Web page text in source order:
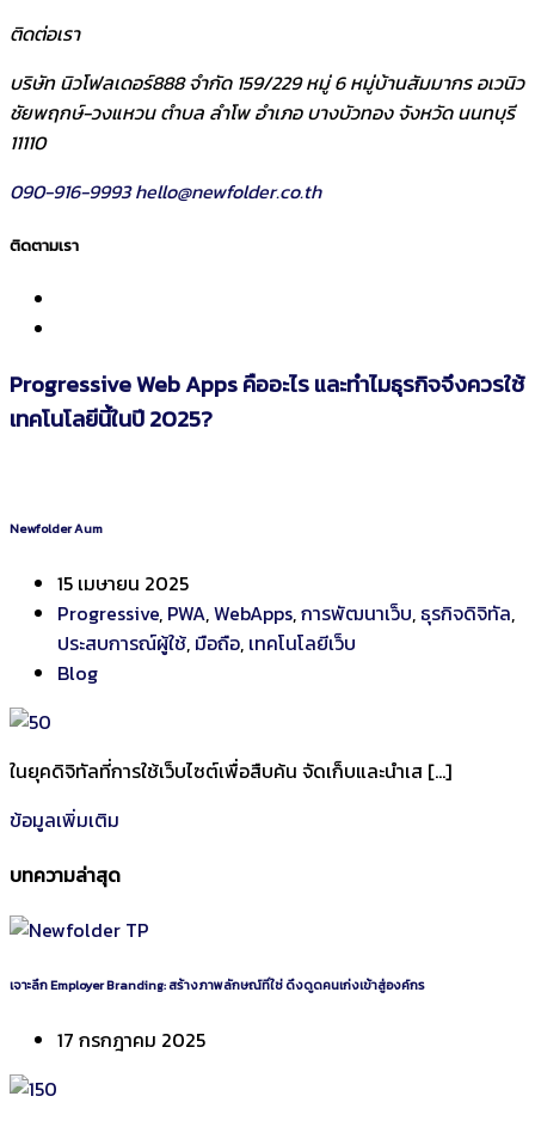
ติดต่อเรา
บริษัท นิวโฟลเดอร์888 จำกัด 159/229 หมู่ 6 หมู่บ้านสัมมากร อเวนิว
ชัยพฤกษ์-วงแหวน ตำบล ลำโพ อำเภอ บางบัวทอง จังหวัด นนทบุรี
11110
090-916-9993hello@newfolder.co.th
ติดตามเรา
Progressive Web Apps คืออะไร และทำไมธุรกิจจึงควรใช้
เทคโนโลยีนี้ในปี 2025?
Newfolder Aum
15 เมษายน 2025
Progressive, PWA,WebApps,การพัฒนาเว็บ, ธุรกิจดิจิทัล,
ประสบการณ์ผู้ใช้, มือถือ, เทคโนโลยีเว็บ
Blog
ในยุคดิจิทัลที่การใช้เว็บไซต์เพื่อสืบค้น จัดเก็บและนำเส […]
ข้อมูลเพิ่มเติม
บทความล่าสุด
เจาะลึก Employer Branding: สร้างภาพลักษณ์ที่ใช่ ดึงดูดคนเก่งเข้าสู่องค์กร
17 กรกฎาคม 2025